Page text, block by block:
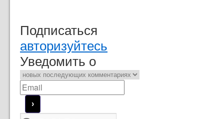
Подписаться
авторизуйтесь
Уведомить о